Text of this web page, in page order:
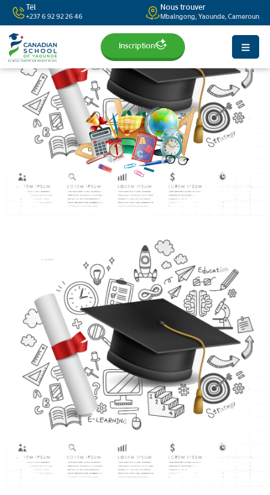
Tél
+237 6 92 92 26 46
Nous trouver
Mbalngong, Yaounde, Cameroun
Inscription